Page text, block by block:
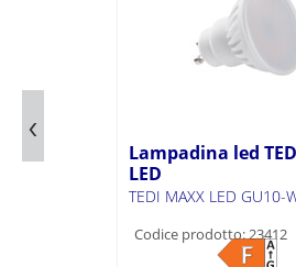
Lampadina led
LED
TEDI MAXX LED GU10-
Codice prodotto: 23412